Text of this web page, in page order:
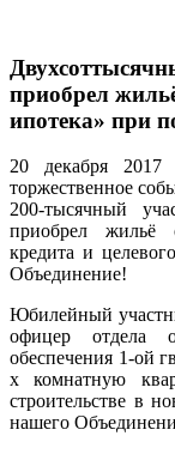
приобрел
ипотека» при
20 декабря 2017
торжественное
200-тысячный
приобрел жильё
кредита и
Объединение!
Юбилейный
офицер отдела
обеспечения 1-ой
х комнатную
строительстве в
нашего